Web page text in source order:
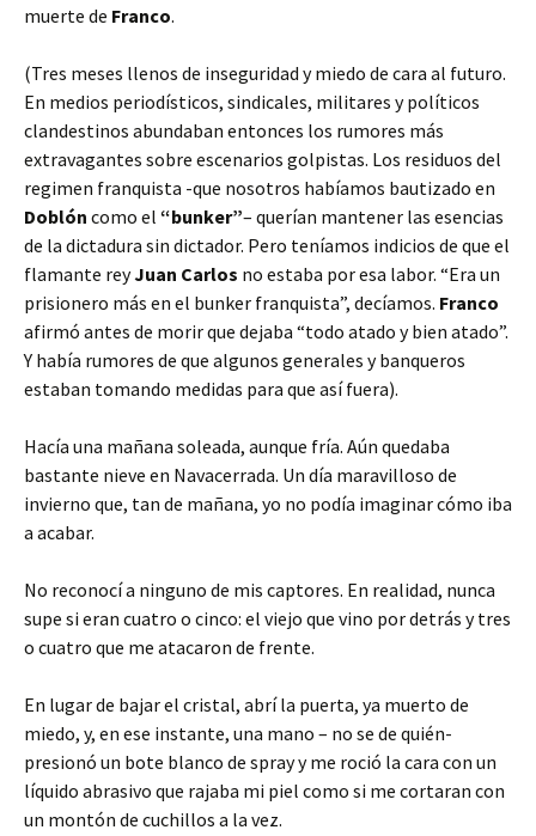
muerte de Franco.
(Tres meses llenos de inseguridad y miedo de cara al futuro.
En medios periodísticos, sindicales, militares y políticos
clandestinos abundaban entonces los rumores más
extravagantes sobre escenarios golpistas. Los residuos del
regimen franquista -que nosotros habíamos bautizado en
Doblón como el “bunker”– querían mantener las esencias
de la dictadura sin dictador. Pero teníamos indicios de que el
flamante reyJuan Carlos no estaba por esa labor. “Era un
prisionero más en el bunker franquista”, decíamos. Franco
afirmó antes de morir que dejaba “todo atado y bien atado”.
Y había rumores de que algunos generales y banqueros
estaban tomando medidas para que así fuera).
Hacía una mañana soleada, aunque fría. Aún quedaba
bastante nieve en Navacerrada. Un día maravilloso de
invierno que, tan de mañana, yo no podía imaginar cómo iba
a acabar.
No reconocí a ninguno de mis captores. En realidad, nunca
supe si eran cuatro o cinco: el viejo que vino por detrás y tres
o cuatro que me atacaron de frente.
En lugar de bajar el cristal, abrí la puerta, ya muerto de
miedo, y, en ese instante, una mano – no se de quién-
presionó un bote blanco de spray y me roció la cara con un
líquido abrasivo que rajaba mi piel como si me cortaran con
un montón de cuchillos a la vez.